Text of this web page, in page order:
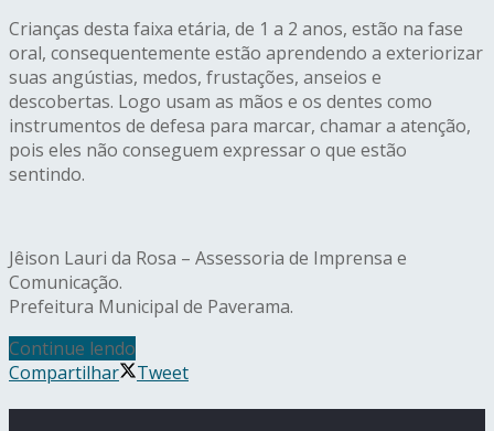
Crianças desta faixa etária, de 1 a 2 anos, estão na fase
oral, consequentemente estão aprendendo a exteriorizar
suas angústias, medos, frustações, anseios e
descobertas. Logo usam as mãos e os dentes como
instrumentos de defesa para marcar, chamar a atenção,
pois eles não conseguem expressar o que estão
sentindo.
Jêison Lauri da Rosa – Assessoria de Imprensa e
Comunicação.
Prefeitura Municipal de Paverama.
Continue lendo
Compartilhar
Tweet